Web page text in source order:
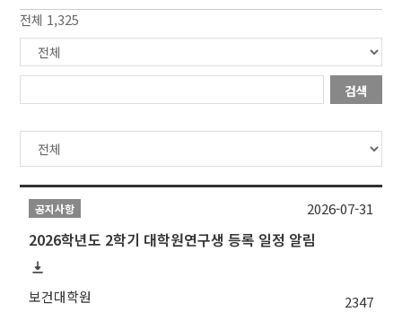
전체 1,325
검색
공지사항
2026학년도 2학기 대학원연구생 등록 일정 알림
보건대학원 2347
2026-07-31